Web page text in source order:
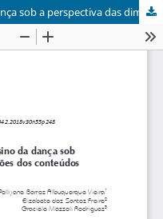
Folguedos juninos: o ensino da dança sob a perspectiva das dimensões dos conteúdos